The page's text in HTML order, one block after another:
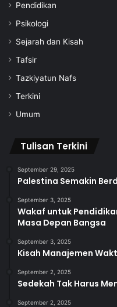
Pendidikan
Psikologi
Sejarah dan Kisah
Tafsir
Tazkiyatun Nafs
Terkini
Umum
Tulisan Terkini
September 29, 2025
Palestina Semakin
September 3, 2025
Wakaf untuk
Masa Depan Bangsa
September 3, 2025
Kisah Manajemen
September 2, 2025
Sedekah Tak Harus
September 2, 2025